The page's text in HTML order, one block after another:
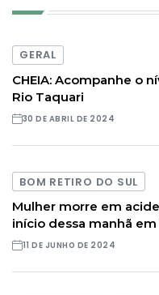
GERAL
CHEIA: Acompanhe o
Rio Taquari
30 DE ABRIL DE 2024
BOM RETIRO DO SUL
Mulher morre em
início dessa manhã
11 DE JUNHO DE 2024